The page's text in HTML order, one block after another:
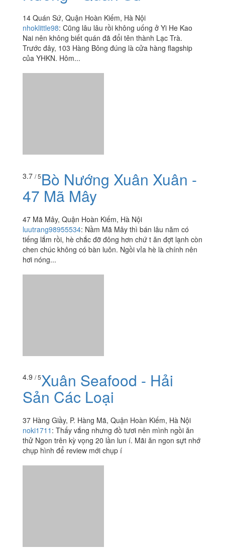
14 Quán Sứ, Quận Hoàn Kiếm, Hà Nội
nhoklittle98: Cũng lâu lâu rồi không uống ở Yi He Kao
Nai nên không biết quán đã đổi tên thành Lạc Trà.
Trước đây, 103 Hàng Bông đúng là cửa hàng flagship
của YHKN. Hôm...
luutrang98955534:Nầm Mã Mây thì bán lâu năm có
chen chúc không có bàn luôn. Ngồi vỉa hè là chính nên
hơi nóng...
4.9/ 5Xuân Seafood - Hải
Sản Các Loại
37 Hàng Giầy, P. Hàng Mã, Quận Hoàn Kiếm, Hà Nội
noki1711:Thấy vắng nhưng đồ tươi nên mình ngồi ăn
Xem thêm
Ăn uống -
Du lịch-
Cưới hỏi-